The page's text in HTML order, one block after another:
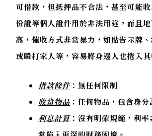
可借款，但抵押品不合法，甚至可能
份證等個人證件用於非法用途，而且
高，催收方式非常暴力，如貼告示牌
或毆打家人等，容易將身邊人也捲入其
借款條件：無任何限制
收當物品 ：任何物品，包含身
利息計算：沒有明確規範，利率